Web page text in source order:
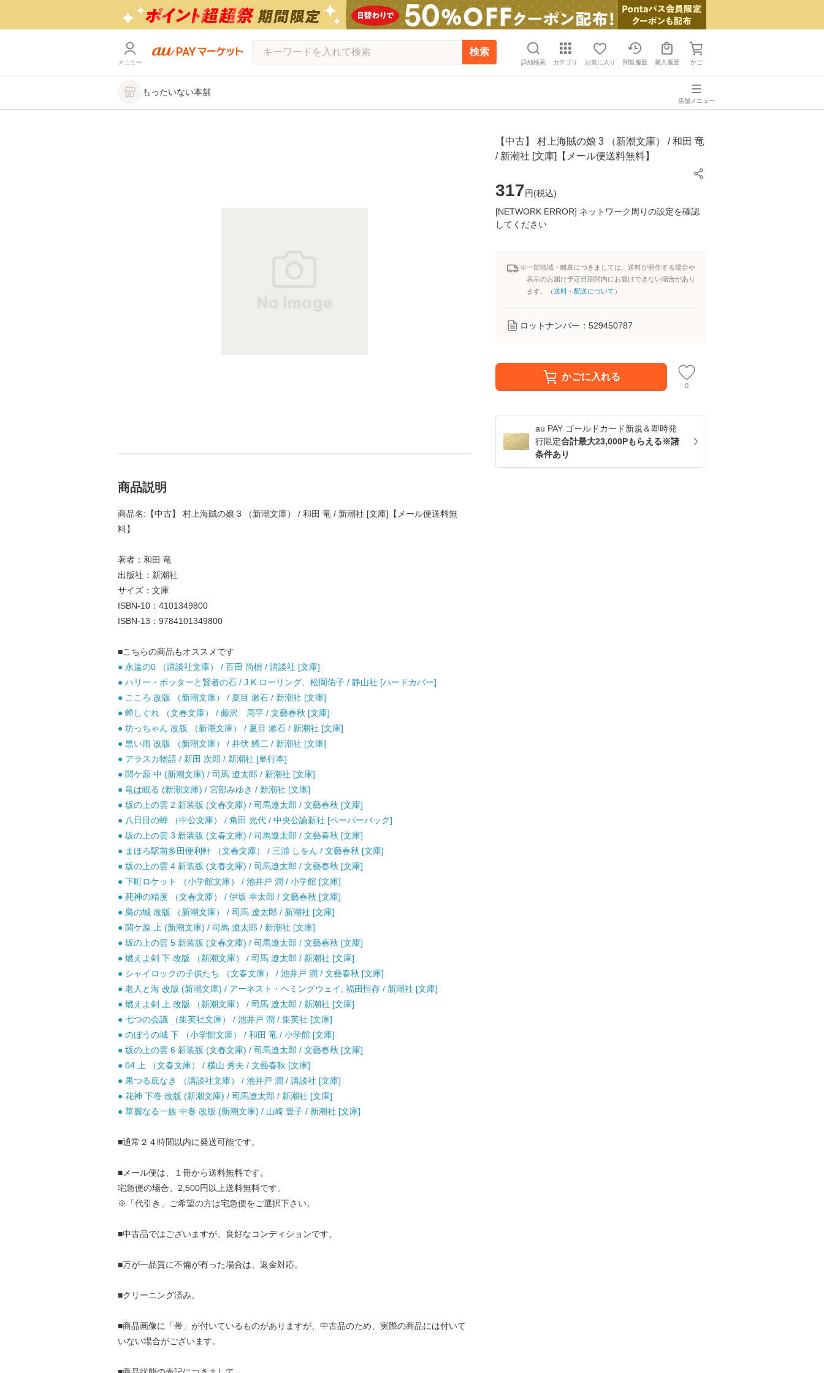
メニュー
検索
詳細検索 カテゴリ お気に入り 閲覧履歴 購入履歴 かご
もったいない本舗
店舗メニュー
【中古】 村上海賊の娘 3 （新潮文庫） / 和田 竜
/ 新潮社 [文庫]【メール便送料無料】
317円(税込)
[NETWORK ERROR] ネットワーク周りの設定を確認
してください
※一部地域・離島につきましては、送料が発生する場合や
表示のお届け予定日期間内にお届けできない場合があり
ます。（送料・配送について ）
ロットナンバー： 529450787
かごに入れる
0
au PAY ゴールドカード新規＆即時発
行限定合計最大23,000Pもらえる※諸
条件あり
商品説明
商品名:【中古】 村上海賊の娘 3 （新潮文庫） / 和田 竜 / 新潮社 [文庫]【メール便送料無
料】
著者：和田 竜
出版社：新潮社
サイズ：文庫
ISBN-10：4101349800
ISBN-13：9784101349800
■こちらの商品もオススメです
● 永遠の0 （講談社文庫） / 百田 尚樹 / 講談社 [文庫]
● ハリー・ポッターと賢者の石 / J.K.ローリング、松岡佑子 / 静山社 [ハードカバー]
● こころ 改版 （新潮文庫） / 夏目 漱石 / 新潮社 [文庫]
● 蝉しぐれ （文春文庫） / 藤沢 周平 / 文藝春秋 [文庫]
● 坊っちゃん 改版 （新潮文庫） / 夏目 漱石 / 新潮社 [文庫]
● 黒い雨 改版 （新潮文庫） / 井伏 鱒二 / 新潮社 [文庫]
● アラスカ物語 / 新田 次郎 / 新潮社 [単行本]
● 関ケ原 中 (新潮文庫) / 司馬 遼太郎 / 新潮社 [文庫]
● 竜は眠る (新潮文庫) / 宮部みゆき / 新潮社 [文庫]
● 坂の上の雲 2 新装版 (文春文庫) / 司馬遼太郎 / 文藝春秋 [文庫]
● 八日目の蝉 （中公文庫） / 角田 光代 / 中央公論新社 [ペーパーバック]
● 坂の上の雲 3 新装版 (文春文庫) / 司馬遼太郎 / 文藝春秋 [文庫]
● まほろ駅前多田便利軒 （文春文庫） / 三浦 しをん / 文藝春秋 [文庫]
● 坂の上の雲 4 新装版 (文春文庫) / 司馬遼太郎 / 文藝春秋 [文庫]
● 下町ロケット （小学館文庫） / 池井戸 潤 / 小学館 [文庫]
● 死神の精度 （文春文庫） / 伊坂 幸太郎 / 文藝春秋 [文庫]
● 梟の城 改版 （新潮文庫） / 司馬 遼太郎 / 新潮社 [文庫]
● 関ケ原 上 (新潮文庫) / 司馬 遼太郎 / 新潮社 [文庫]
● 坂の上の雲 5 新装版 (文春文庫) / 司馬遼太郎 / 文藝春秋 [文庫]
● 燃えよ剣 下 改版 （新潮文庫） / 司馬 遼太郎 / 新潮社 [文庫]
● シャイロックの子供たち （文春文庫） / 池井戸 潤 / 文藝春秋 [文庫]
● 老人と海 改版 (新潮文庫) / アーネスト・ヘミングウェイ, 福田恒存 / 新潮社 [文庫]
● 燃えよ剣 上 改版 （新潮文庫） / 司馬 遼太郎 / 新潮社 [文庫]
● 七つの会議 （集英社文庫） / 池井戸 潤 / 集英社 [文庫]
● のぼうの城 下 （小学館文庫） / 和田 竜 / 小学館 [文庫]
● 坂の上の雲 6 新装版 (文春文庫) / 司馬遼太郎 / 文藝春秋 [文庫]
● 64 上 （文春文庫） / 横山 秀夫 / 文藝春秋 [文庫]
● 果つる底なき （講談社文庫） / 池井戸 潤 / 講談社 [文庫]
● 花神 下巻 改版 (新潮文庫) / 司馬遼太郎 / 新潮社 [文庫]
● 華麗なる一族 中巻 改版 (新潮文庫) / 山崎 豊子 / 新潮社 [文庫]
■通常２４時間以内に発送可能です。
■メール便は、１冊から送料無料です。
宅急便の場合、2,500円以上送料無料です。
※「代引き」ご希望の方は宅急便をご選択下さい。
■中古品ではございますが、良好なコンディションです。
■万が一品質に不備が有った場合は、返金対応。
■クリーニング済み。
■商品画像に「帯」が付いているものがありますが、中古品のため、実際の商品には付いて
いない場合がございます。